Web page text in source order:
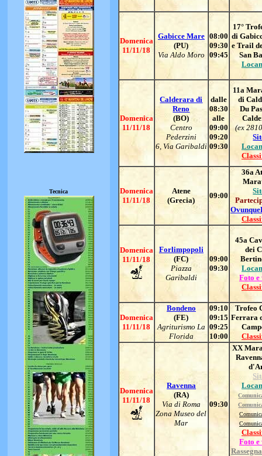
Domenica
11/11/18
Gabicce Mare
(PU)
Via Aldo Moro
08:00
09:30
09:45
17°
di
e Trail
San
Domenica
11/11/18
Calderara di
Reno
(BO)
Centro
Pederzini
6, Via Garibaldi
dalle
08:30
alle
09:00
09:20
09:30
11a
di
Du
(ex
Domenica
11/11/18
Atene
(Grecia)
09:00
36a
Domenica
11/11/18
Forlimpopoli
(FC)
Piazza
Garibaldi
09:00
09:30
45a
dei
Foto e
Domenica
11/11/18
Bondeno
(FE)
Agriturismo La
Florida
09:10
09:15
09:25
10:00
Trofeo
Ferrara
Domenica
11/11/18
Ravenna
(RA)
Via di Roma
Zona Museo del
Mar
09:30
XX
Foto e
Tecnica